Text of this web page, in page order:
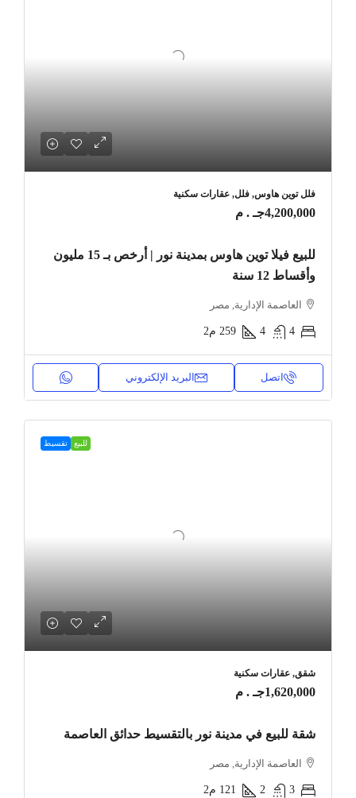
فلل توين هاوس, فلل, عقارات سكنية
4,200,000جـ . م
للبيع فيلا توين هاوس بمدينة نور | أرخص بـ 15 مليون
وأقساط 12 سنة
العاصمة الإدارية, مصر
4
4
259 م2
اتصل البريد الإلكتروني
للبيع تقسيط
شقق, عقارات سكنية
1,620,000جـ . م
شقة للبيع في مدينة نور بالتقسيط حدائق العاصمة
العاصمة الإدارية, مصر
3
2
121 م2